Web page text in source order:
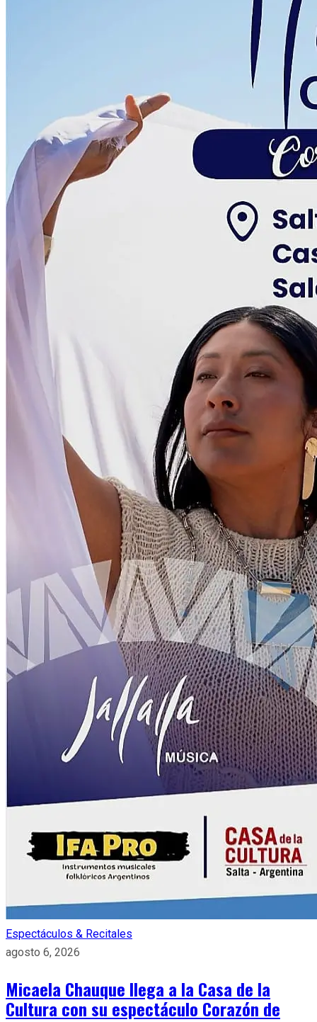
Espectáculos & Recitales
agosto 6, 2026
Micaela Chauque llega a la Casa de la
Cultura con su espectáculo Corazón de